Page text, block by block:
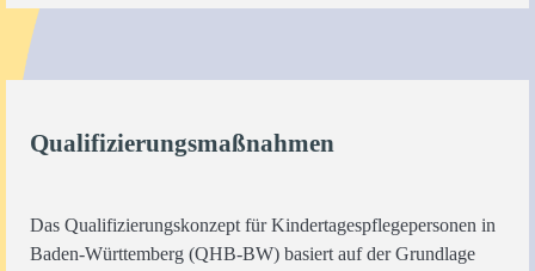
Qualifizierungsmaßnahmen
Das Qualifizierungskonzept für Kindertagespflegepersonen in
Baden-Württemberg (QHB-BW) basiert auf der Grundlage